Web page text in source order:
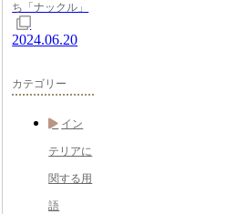
ち「ナックル」
2024.06.20
カテゴリー
イン
テリアに
関する用
語